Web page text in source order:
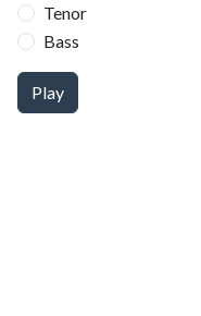
Tenor
Bass
Play